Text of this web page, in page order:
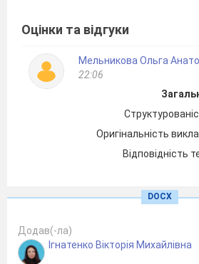
методи створення систем
детального вивчення земної
проведення на ній різних
3.Галузь науки, техніки і
картографічних творів:
Б)топографія
В)геодезія
Оцінки та відгуки
Мельникова Ольга
22:06
Оригінальність
Відповідність
DOCX
Додав(-ла)
Ігнатенко Вікторія Михайлівна